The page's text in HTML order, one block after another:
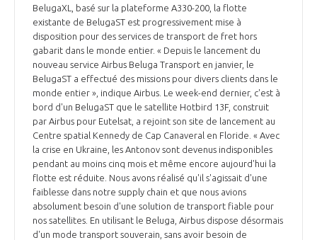
BelugaXL, basé sur la plateforme A330-200, la flotte
existante de BelugaST est progressivement mise à
disposition pour des services de transport de fret hors
gabarit dans le monde entier. « Depuis le lancement du
nouveau service Airbus Beluga Transport en janvier, le
BelugaST a effectué des missions pour divers clients dans le
monde entier », indique Airbus. Le week-end dernier, c'est à
bord d'un BelugaST que le satellite Hotbird 13F, construit
par Airbus pour Eutelsat, a rejoint son site de lancement au
Centre spatial Kennedy de Cap Canaveral en Floride. « Avec
la crise en Ukraine, les Antonov sont devenus indisponibles
pendant au moins cinq mois et même encore aujourd'hui la
flotte est réduite. Nous avons réalisé qu'il s'agissait d'une
faiblesse dans notre supply chain et que nous avions
absolument besoin d'une solution de transport fiable pour
nos satellites. En utilisant le Beluga, Airbus dispose désormais
d'un mode transport souverain, sans avoir besoin de